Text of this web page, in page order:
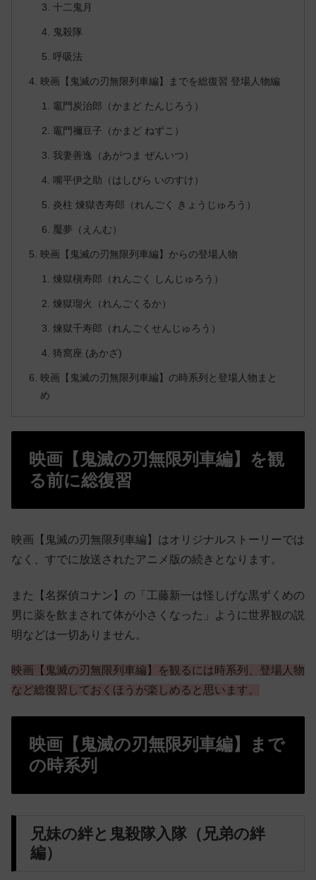
十二鬼月
鬼殺隊
呼吸法
映画【鬼滅の刃無限列車編】までを総復習 登場人物編
竈門炭治郎（かまど たんじろう）
竈門禰豆子（かまど ねずこ）
我妻善逸（あがつま ぜんいつ）
嘴平伊之助（はしびら いのすけ）
炎柱 煉獄杏寿郎（れんごく きょうじゅろう）
魘夢（えんむ）
映画【鬼滅の刃無限列車編】からの登場人物
煉獄槇寿郎（れんごく しんじゅろう）
煉獄瑠火（れんごくるか）
煉獄千寿郎（れんごくせんじゅろう）
猗窩座 (あかざ)
映画【鬼滅の刃無限列車編】の時系列と登場人物まと
め
映画【鬼滅の刃無限列車編】を観
る前に総復習
映画【鬼滅の刃無限列車編】はオリジナルストーリーでは
なく、すでに放送されたアニメ版の続きとなります。
また【名探偵コナン】の「工藤新一は怪しげな黒ずくめの
男に薬を飲まされて体が小さくなった」ように世界観の説
明などは一切ありません。
映画【鬼滅の刃無限列車編】を観るには時系列、登場人物
など総復習しておくほうが楽しめると思います。
映画【鬼滅の刃無限列車編】まで
の時系列
兄妹の絆と鬼殺隊入隊（兄弟の絆
編）